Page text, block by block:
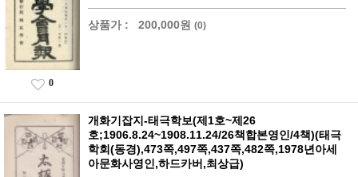
상품가 : 200,000원 (0)
0
개화기잡지-태극학보(제1호~제26
호;1906.8.24~1908.11.24/26책합본영인/4책)(태극
학회(동경),473쪽,497쪽,437쪽,482쪽,1978년아세
아문화사영인,하드카버,최상급)